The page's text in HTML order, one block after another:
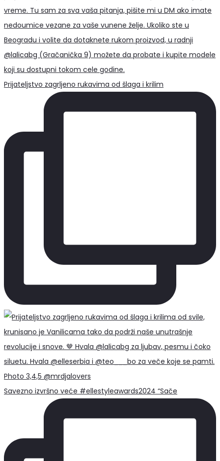
Prijateljstvo zagrljeno rukavima od šlaga i krilim
Savezno izvršno veće #ellestyleawards2024 “Sače